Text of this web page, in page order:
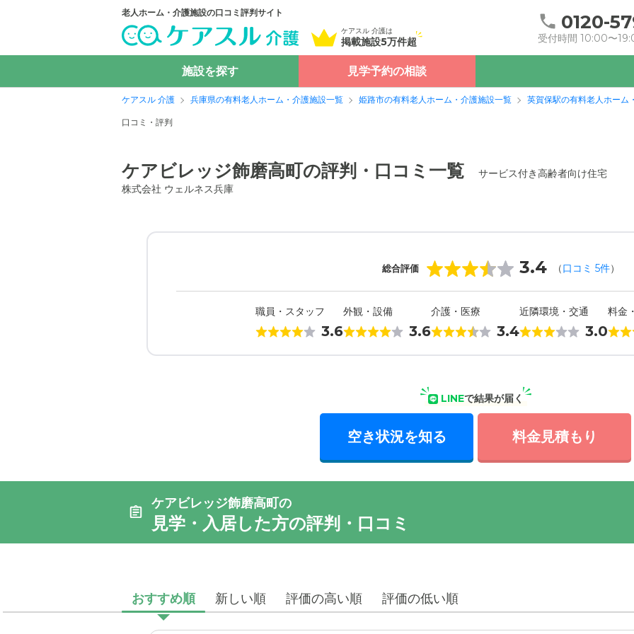
老人ホーム・介護施設の口コミ評判サイト
ケアスル 介護は
掲載施設5万件超
0120-
受付時間 10:00〜
施設を探す 見学予約の相談
ケアスル 介護 兵庫県の有料老人ホーム・介護施設一覧 姫路市の有料老人ホーム・介護施設一覧 英賀保駅の有料老人ホーム
口コミ・評判
ケアビレッジ飾磨高町の評判・口コミ一覧
サービス付き高齢者向け住宅
株式会社 ウェルネス兵庫
総合評価 3.4 （口コミ 5件）
職員・スタッフ
3.6
外観・設備
3.6
介護・医療
3.4
近隣環境・交通
3.0
料金
LINEで結果が届く
空き状況を知る 料金見積もり
ケアビレッジ飾磨高町の
見学・入居した方の評判・口コミ
おすすめ順 新しい順 評価の高い順 評価の低い順